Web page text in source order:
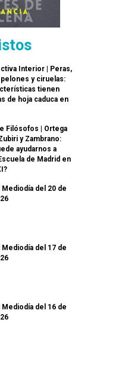
Interior | Peras,
y ciruelas:
tienen
de hoja caduca en
Filósofos | Ortega
y Zambrano:
ayudarnos a
de Madrid en
Mediodía del 20 de
Mediodía del 17 de
Mediodía del 16 de